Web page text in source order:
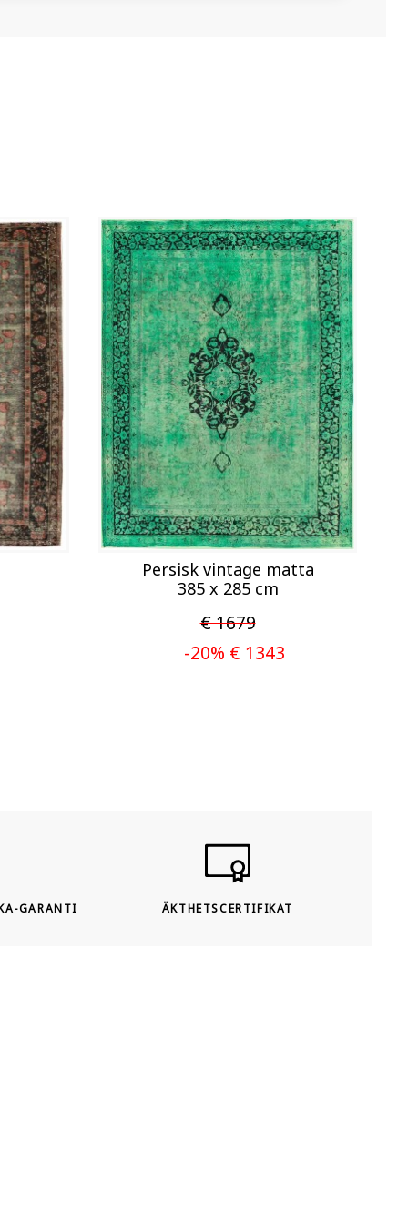
Persisk vintage matta
385 x 285 cm
€ 1679
-20% € 1343
GARANTI ÄKTHETSCERTIFIKAT